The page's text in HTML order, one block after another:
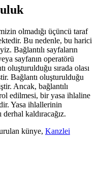
olmadığı üçüncü taraf
Bu nedenle, bu harici
Bağlantılı sayfaların
sayfanın operatörü
oluşturulduğu sırada olası
Bağlantı oluşturulduğu
Ancak, bağlantılı
edilmesi, bir yasa ihlaline
Yasa ihlallerinin
kaldıracağız.
künye, Kanzlei